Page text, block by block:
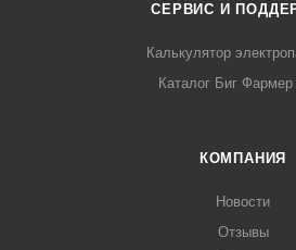
СЕРВИС И
Калькулятор
Каталог Биг Фармер
КОМПАНИЯ
Новости
Отзывы